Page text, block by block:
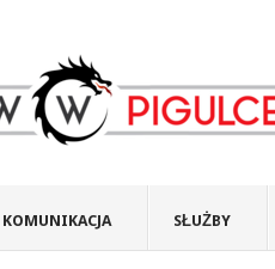
SŁUŻBY